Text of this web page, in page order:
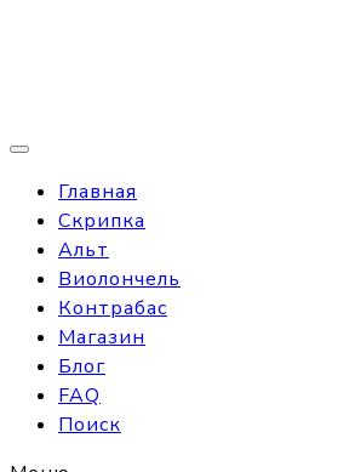
Главная
Скрипка
Альт
Виолончель
Контрабас
Магазин
Блог
FAQ
Поиск